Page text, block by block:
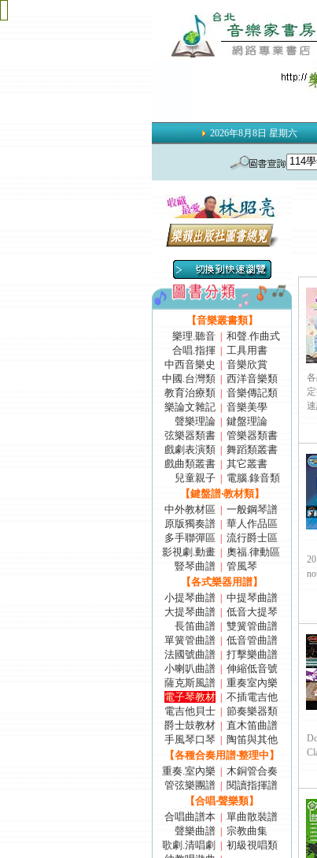
2026年8月8日 星期六
【音樂叢書類】
樂理.聽音
和聲.作曲式
合唱.指揮
工具用書
中西音樂史
音樂欣賞
中國.台灣類
西洋音樂類
教育治療類
音樂傳記類
樂論文雜記
音樂美學
聲樂理論
鍵盤理論
弦樂器類書
管樂器類書
戲劇表演類
舞蹈類叢書
戲曲類叢書
其它叢書
兒童親子
電腦.錄音類
【鍵盤譜‧教材類】
中外教材區
一般鋼琴譜
原版獨奏譜
華人作品區
多手聯彈區
流行爵士區
影視劇.動畫
奧福.律動區
豎琴曲譜
管風琴
【各式樂器用譜】
小提琴曲譜
中提琴曲譜
大提琴曲譜
低音大提琴
長笛曲譜
雙簧管曲譜
單簧管曲譜
低音管曲譜
法國號曲譜
打擊樂曲譜
小喇叭曲譜
伸縮低音號
薩克斯風譜
重奏室內樂
電子琴教材
不插電吉他
電吉他貝士
節奏樂器類
爵士鼓教材
直木笛曲譜
手風琴口琴
陶笛與其他
【各種合奏用譜‧整理中】
重奏.室內樂
木銅管合奏
管弦樂團譜
閱讀指揮譜
【合唱‧聲樂類】
合唱曲譜本
單曲散裝譜
聲樂曲譜
宗教曲集
歌劇.清唱劇
初級視唱類